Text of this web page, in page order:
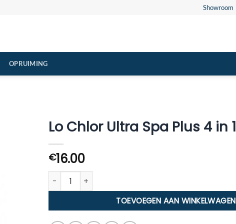
Showroom
OPRUIMING
Lo Chlor Ultra Spa Plus 4 in 1
€16.00
Lo Chlor Ultra Spa Plus 4 in 1 aantal
TOEVOEGEN AAN WINKELWAGEN